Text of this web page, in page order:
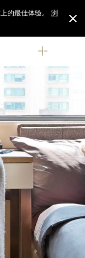
浏
的最佳体验。
浏